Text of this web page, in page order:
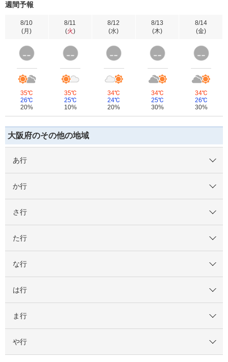
週間予報
8/10
(月)
35℃
26℃
20%
8/11
(火)
35℃
25℃
10%
8/12
(水)
34℃
24℃
20%
8/13
(木)
34℃
25℃
30%
8/14
(金)
34℃
26℃
30%
大阪府のその他の地域
あ行
か行
さ行
た行
な行
は行
ま行
や行